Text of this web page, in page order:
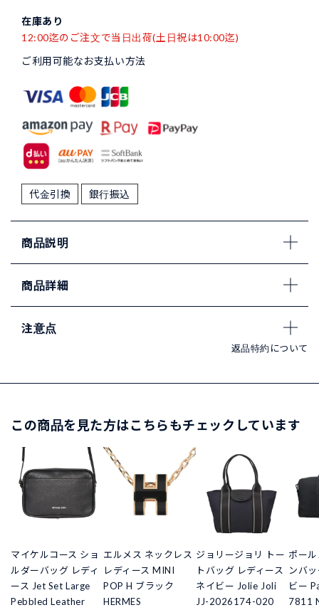
在庫あり
12:00迄のご注文で当日出荷(土日祝は10:00迄)
ご利用可能なお支払い方法
代金引換 銀行振込
商品説明
商品詳細
注意点
返品特約について
この商品を見た方はこちらもチェックしています
マイケルコース ショ
ルダーバッグ レディ
ース Jet Set Large
Pebbled Leather
エルメス ネックレス
レディース MINI
POP H ブラック
HERMES
ジョリージョリ トー
トバッグ レディース
ネイビー Jolie Joli
JJ-2026174-020
ポー
ンバ
ビー
7811